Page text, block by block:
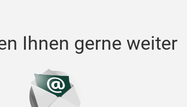
Ihnen gerne weiter